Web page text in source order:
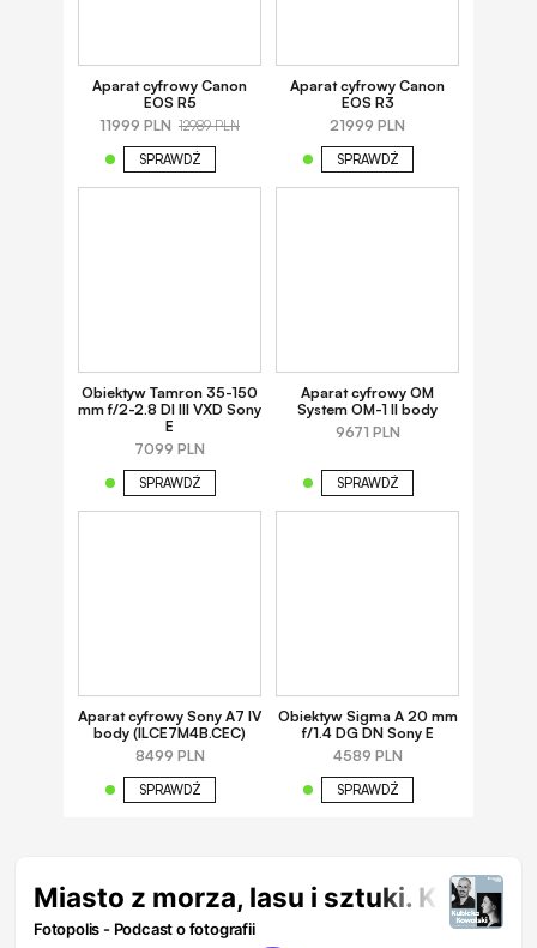
Aparat cyfrowy Canon
EOS R5
11999 PLN 12989 PLN
SPRAWDŹ
Aparat cyfrowy Canon
EOS R3
21999 PLN
SPRAWDŹ
Obiektyw Tamron 35-150
mm f/2-2.8 DI III VXD Sony
E
7099 PLN
SPRAWDŹ
Aparat cyfrowy OM
System OM-1 II body
9671 PLN
SPRAWDŹ
Aparat cyfrowy Sony A7 IV
body (ILCE7M4B.CEC)
8499 PLN
SPRAWDŹ
Obiektyw Sigma A 20 mm
f/1.4 DG DN Sony E
4589 PLN
SPRAWDŹ